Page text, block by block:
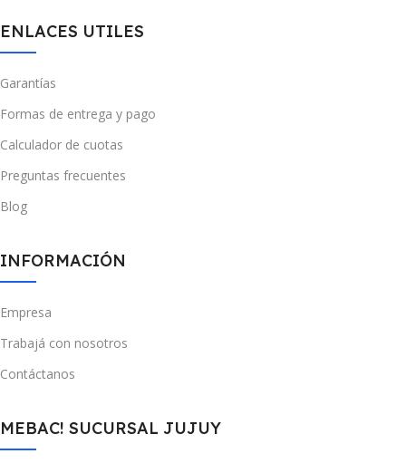
ENLACES UTILES
Garantías
Formas de entrega y pago
Calculador de cuotas
Preguntas frecuentes
Blog
INFORMACIÓN
Empresa
Trabajá con nosotros
Contáctanos
MEBAC! SUCURSAL JUJUY